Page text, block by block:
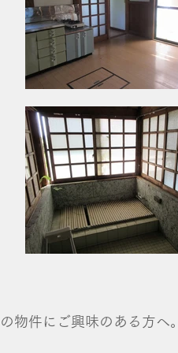
の物件にご興味のある方へ。